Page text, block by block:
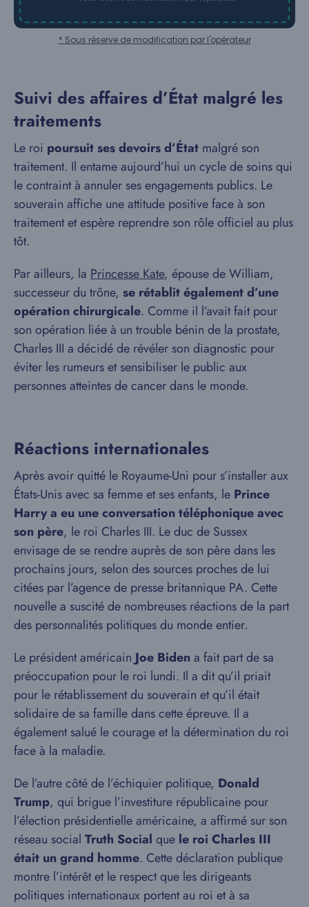
* Sous réserve de modification par l'opérateur
Suivi des affaires d’État malgré les
traitements
Le roi poursuit ses devoirs d’État malgré son
traitement. Il entame aujourd’hui un cycle de soins qui
le contraint à annuler ses engagements publics. Le
souverain affiche une attitude positive face à son
traitement et espère reprendre son rôle officiel au plus
tôt.
Par ailleurs, la Princesse Kate, épouse de William,
successeur du trône, se rétablit également d’une
opération chirurgicale. Comme il l’avait fait pour
son opération liée à un trouble bénin de la prostate,
Charles III a décidé de révéler son diagnostic pour
éviter les rumeurs et sensibiliser le public aux
personnes atteintes de cancer dans le monde.
Réactions internationales
Après avoir quitté le Royaume-Uni pour s’installer aux
États-Unis avec sa femme et ses enfants, le Prince
Harry a eu une conversation téléphonique avec
son père, le roi Charles III. Le duc de Sussex
envisage de se rendre auprès de son père dans les
prochains jours, selon des sources proches de lui
citées par l’agence de presse britannique PA. Cette
nouvelle a suscité de nombreuses réactions de la part
des personnalités politiques du monde entier.
Le président américainJoe Bidena fait part de sa
préoccupation pour le roi lundi. Il a dit qu’il priait
pour le rétablissement du souverain et qu’il était
solidaire de sa famille dans cette épreuve. Il a
également salué le courage et la détermination du roi
face à la maladie.
De l’autre côté de l’échiquier politique, Donald
Trump, qui brigue l’investiture républicaine pour
l’élection présidentielle américaine, a affirmé sur son
réseau social Truth Social que le roi Charles III
était un grand homme. Cette déclaration publique
montre l’intérêt et le respect que les dirigeants
politiques internationaux portent au roi et à sa